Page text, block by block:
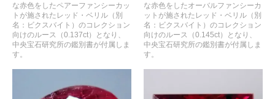
な赤色をしたペアーファンシーカッ
トが施されたレッド・ベリル（別
名：ビクスバイト）のコレクション
向けのルース（0.137ct）となり、
中央宝石研究所の鑑別書が付属しま
す。
な赤色をしたオーバルファンシーカ
ットが施されたレッド・ベリル（別
名：ビクスバイト）のコレクション
向けのルース（0.145ct）となり、
中央宝石研究所の鑑別書が付属しま
す。